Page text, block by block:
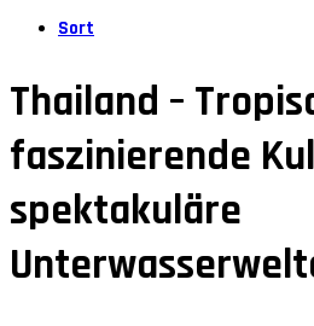
Sort
Thailand –
faszinierende
spektakuläre